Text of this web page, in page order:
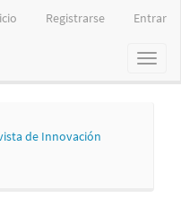
Registrarse Entrar
Toggle
de Innovación